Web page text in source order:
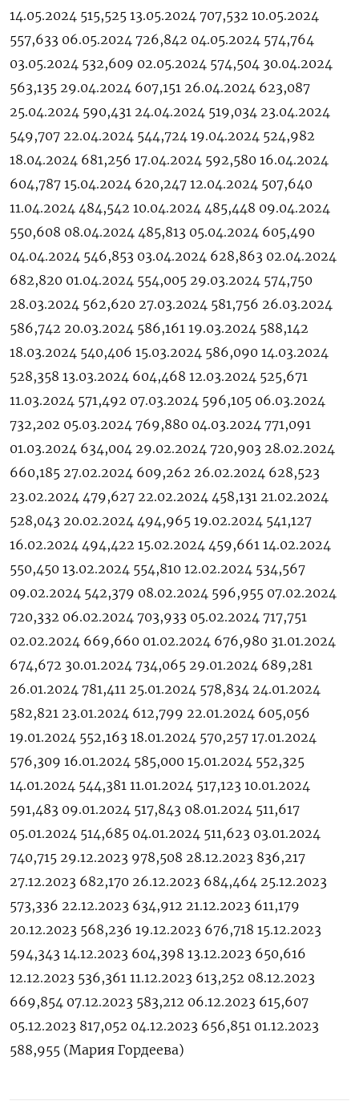
14.05.2024 515,525 13.05.2024 707,532 10.05.2024
557,633 06.05.2024 726,842 04.05.2024 574,764
03.05.2024 532,609 02.05.2024 574,504 30.04.2024
563,135 29.04.2024 607,151 26.04.2024 623,087
25.04.2024 590,431 24.04.2024 519,034 23.04.2024
549,707 22.04.2024 544,724 19.04.2024 524,982
18.04.2024 681,256 17.04.2024 592,580 16.04.2024
604,787 15.04.2024 620,247 12.04.2024 507,640
11.04.2024 484,542 10.04.2024 485,448 09.04.2024
550,608 08.04.2024 485,813 05.04.2024 605,490
04.04.2024 546,853 03.04.2024 628,863 02.04.2024
682,820 01.04.2024 554,005 29.03.2024 574,750
28.03.2024 562,620 27.03.2024 581,756 26.03.2024
586,742 20.03.2024 586,161 19.03.2024 588,142
18.03.2024 540,406 15.03.2024 586,090 14.03.2024
528,358 13.03.2024 604,468 12.03.2024 525,671
11.03.2024 571,492 07.03.2024 596,105 06.03.2024
732,202 05.03.2024 769,880 04.03.2024 771,091
01.03.2024 634,004 29.02.2024 720,903 28.02.2024
660,185 27.02.2024 609,262 26.02.2024 628,523
23.02.2024 479,627 22.02.2024 458,131 21.02.2024
528,043 20.02.2024 494,965 19.02.2024 541,127
16.02.2024 494,422 15.02.2024 459,661 14.02.2024
550,450 13.02.2024 554,810 12.02.2024 534,567
09.02.2024 542,379 08.02.2024 596,955 07.02.2024
720,332 06.02.2024 703,933 05.02.2024 717,751
02.02.2024 669,660 01.02.2024 676,980 31.01.2024
674,672 30.01.2024 734,065 29.01.2024 689,281
26.01.2024 781,411 25.01.2024 578,834 24.01.2024
582,821 23.01.2024 612,799 22.01.2024 605,056
19.01.2024 552,163 18.01.2024 570,257 17.01.2024
576,309 16.01.2024 585,000 15.01.2024 552,325
14.01.2024 544,381 11.01.2024 517,123 10.01.2024
591,483 09.01.2024 517,843 08.01.2024 511,617
05.01.2024 514,685 04.01.2024 511,623 03.01.2024
740,715 29.12.2023 978,508 28.12.2023 836,217
27.12.2023 682,170 26.12.2023 684,464 25.12.2023
573,336 22.12.2023 634,912 21.12.2023 611,179
20.12.2023 568,236 19.12.2023 676,718 15.12.2023
594,343 14.12.2023 604,398 13.12.2023 650,616
12.12.2023 536,361 11.12.2023 613,252 08.12.2023
669,854 07.12.2023 583,212 06.12.2023 615,607
05.12.2023 817,052 04.12.2023 656,851 01.12.2023
588,955 (Мария Гордеева)